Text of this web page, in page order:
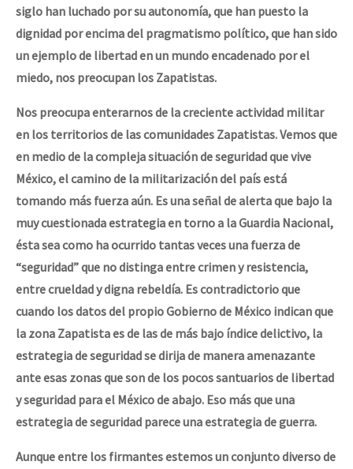
siglo han luchado por su autonomía, que han puesto la
dignidad por encima del pragmatismo político, que han sido
un ejemplo de libertad en un mundo encadenado por el
miedo, nos preocupan los Zapatistas.
Nos preocupa enterarnos de la creciente actividad militar
en los territorios de las comunidades Zapatistas. Vemos que
en medio de la compleja situación de seguridad que vive
México, el camino de la militarización del país está
tomando más fuerza aún. Es una señal de alerta que bajo la
muy cuestionada estrategia en torno a la Guardia Nacional,
ésta sea como ha ocurrido tantas veces una fuerza de
“seguridad” que no distinga entre crimen y resistencia,
entre crueldad y digna rebeldía. Es contradictorio que
cuando los datos del propio Gobierno de México indican que
la zona Zapatista es de las de más bajo índice delictivo, la
estrategia de seguridad se dirija de manera amenazante
ante esas zonas que son de los pocos santuarios de libertad
y seguridad para el México de abajo. Eso más que una
estrategia de seguridad parece una estrategia de guerra.
Aunque entre los firmantes estemos un conjunto diverso de